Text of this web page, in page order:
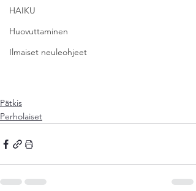
HAIKU
Huovuttaminen
Ilmaiset neuleohjeet
Pätkis
Perholaiset